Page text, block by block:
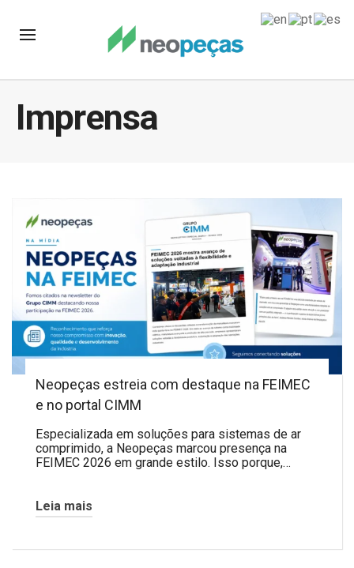
Imprensa
Neopeças estreia com destaque na FEIMEC
e no portal CIMM
Especializada em soluções para sistemas de ar
comprimido, a Neopeças marcou presença na
FEIMEC 2026 em grande estilo. Isso porque,…
Leia mais